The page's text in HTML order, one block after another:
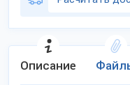
Описание